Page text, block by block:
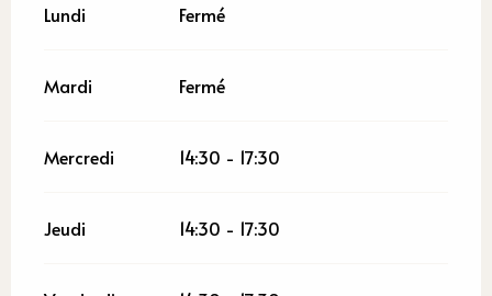
Lundi Fermé
Mardi Fermé
Mercredi 14:30 - 17:30
Jeudi 14:30 - 17:30